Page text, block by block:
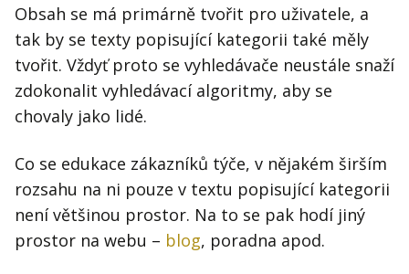
Obsah se má primárně tvořit pro uživatele, a
tak by se texty popisující kategorii také měly
tvořit. Vždyť proto se vyhledávače neustále snaží
zdokonalit vyhledávací algoritmy, aby se
chovaly jako lidé.
Co se edukace zákazníků týče, v nějakém širším
rozsahu na ni pouze v textu popisující kategorii
není většinou prostor. Na to se pak hodí jiný
prostor na webu – blog, poradna apod.